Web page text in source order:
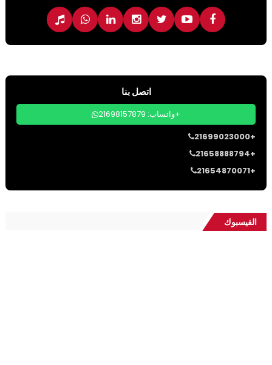
اتصل بنا
واتساب: 21698157879+
21699023000+
21658888794+
21654870071+
الفيسبوك